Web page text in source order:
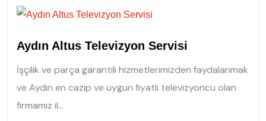
Aydın Altus Televizyon Servisi
İşçilik ve parça garantili hizmetlerimizden faydalanmak
ve Aydın en cazip ve uygun fiyatlı televizyoncu olan
firmamız il...